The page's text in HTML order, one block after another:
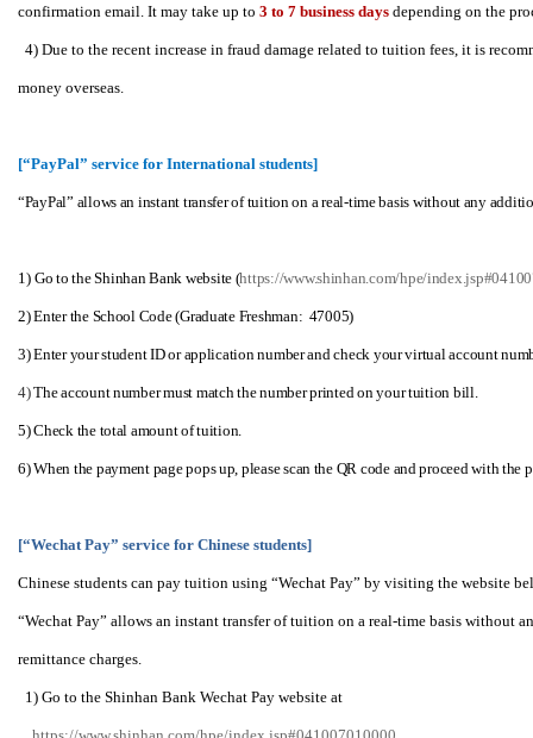
confirmation email. It may take up to 3 to 7 business days depending on the
4) Due to the recent increase in fraud damage related to tuition fees, it is
money overseas.
[“PayPal” service for International students]
“PayPal” allows an instant transfer of tuition on a real-time basis without any
1) Go to the Shinhan Bank website (https://www.shinhan.com/hpe/
2) Enter the School Code (Graduate Freshman: 47005)
3) Enter your student ID or application number and check your virtual account
4)The account number must match the number printed on your tuition bill.
5) Check the total amount of tuition.
6) When the payment page pops up, please scan the QR code and proceed with the
[“Wechat Pay” service for Chinese students]
Chinese students can pay tuition using “Wechat Pay” by visiting the website
“Wechat Pay” allows an instant transfer of tuition on a real-time basis
remittance charges.
1) Go to the Shinhan Bank Wechat Pay website at